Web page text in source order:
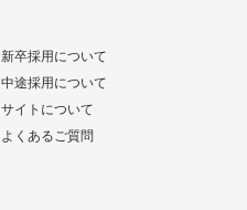
新卒採⽤について
中途採⽤について
サイトについて
よくあるご質問